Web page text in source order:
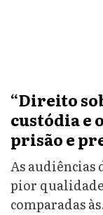
“Direito
custódia e
prisão e
As audiências
pior
comparadas